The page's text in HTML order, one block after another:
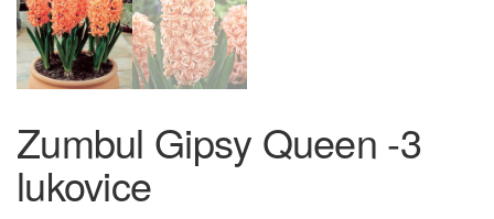
Zumbul Gipsy Queen -3
lukovice